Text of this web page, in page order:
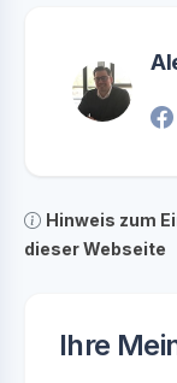
Hinweis zum
dieser Webseite
Ihre